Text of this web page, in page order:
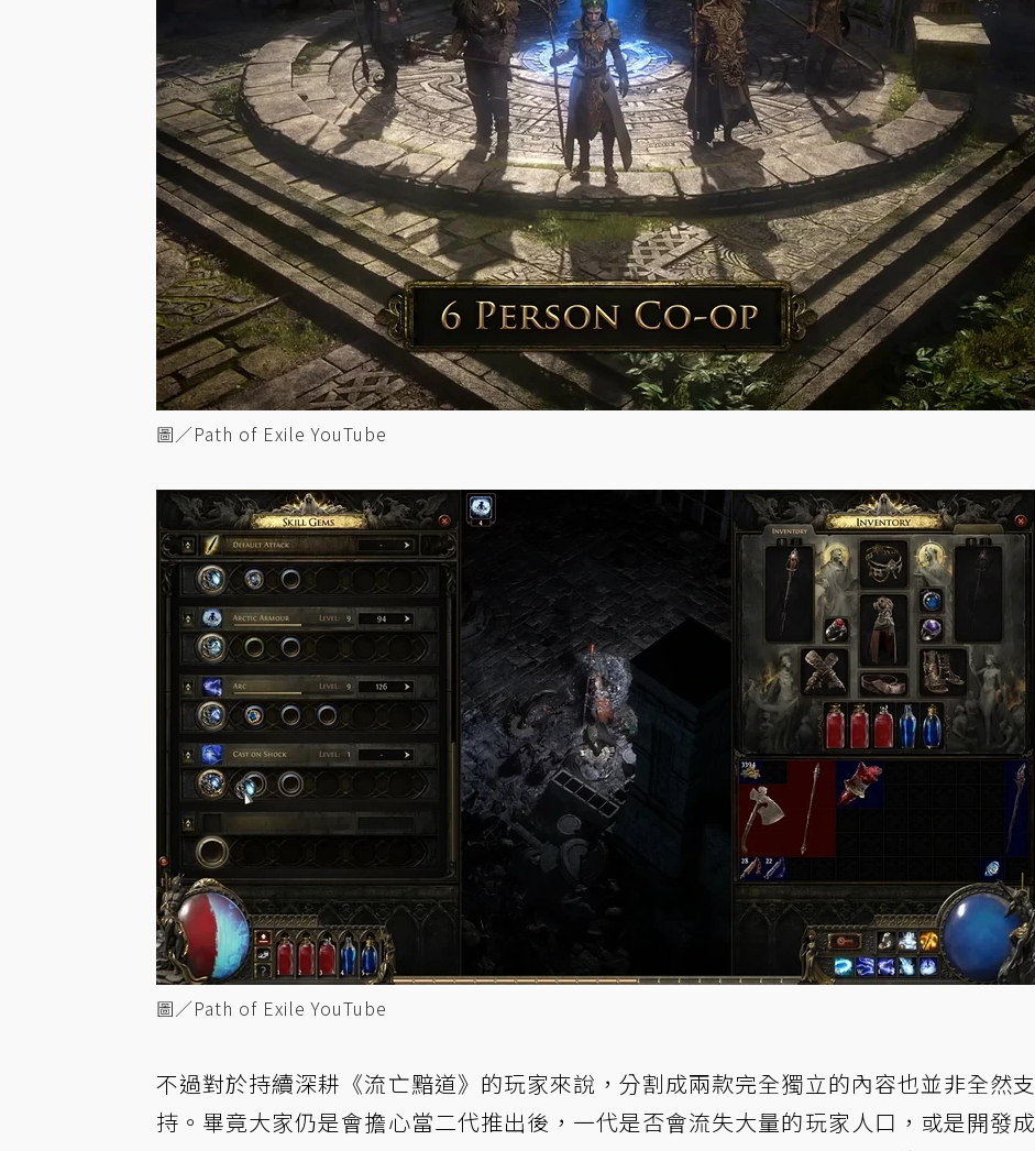
圖／Path of Exile YouTube
圖／Path of Exile YouTube
不過對於持續深耕《流亡黯道》的玩家來說，分割成兩款完全獨立的內容也並非全然支
持。畢竟大家仍是會擔心當二代推出後，一代是否會流失大量的玩家人口，或是開發成